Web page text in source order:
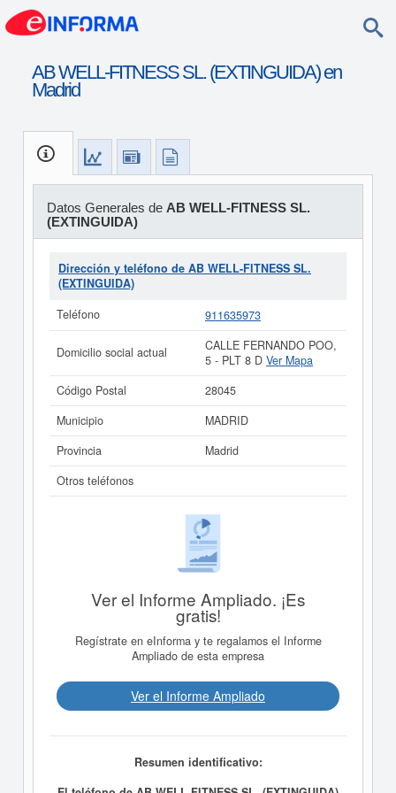
AB WELL-FITNESS SL. (EXTINGUIDA) en
Madrid
Datos Generales de AB WELL-FITNESS SL.
(EXTINGUIDA)
Dirección y teléfono de AB WELL-FITNESS SL.
(EXTINGUIDA)
Teléfono
911635973
Domicilio social actual
CALLE FERNANDO POO,
5 - PLT 8 D Ver Mapa
Código Postal
28045
Municipio
MADRID
Provincia
Madrid
Otros teléfonos
Ver el Informe Ampliado. ¡Es
gratis!
Regístrate en eInforma y te regalamos el Informe
Ampliado de esta empresa
Ver el Informe Ampliado
Resumen identificativo: